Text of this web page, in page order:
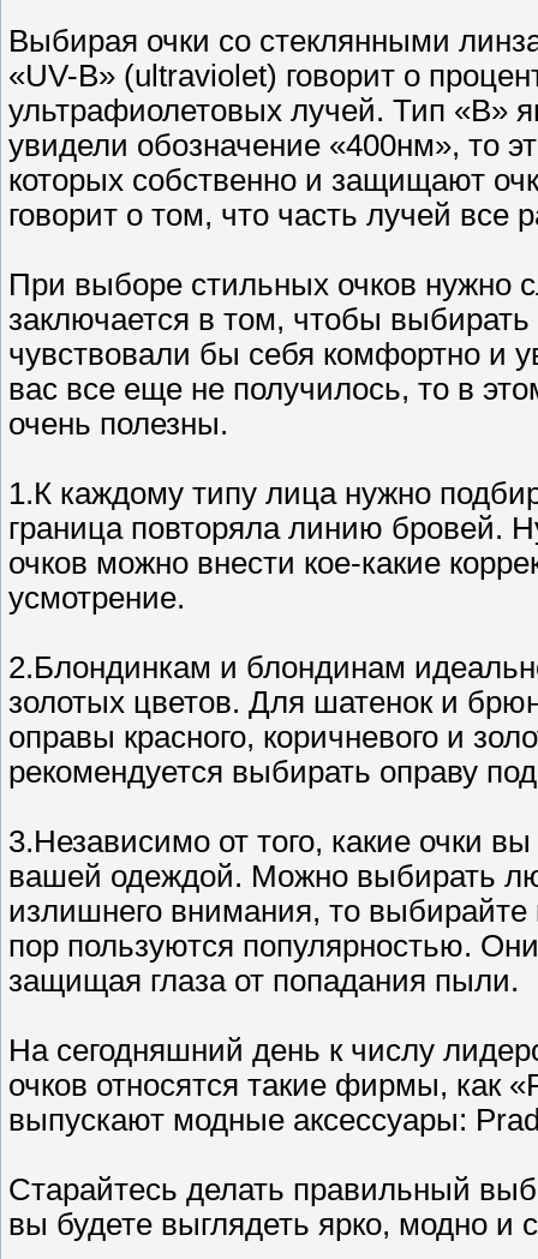
Выбирая очки со стеклянными
«UV-B» (ultraviolet) говорит о
ультрафиолетовых лучей. Тип «B»
увидели обозначение «400нм», то
которых собственно и защищают
говорит о том, что часть лучей все
При выборе стильных очков нужно
заключается в том, чтобы
чувствовали бы себя комфортно и
вас все еще не получилось, то в
очень полезны.
1.К каждому типу лица нужно
граница повторяла линию
очков можно внести кое-какие
усмотрение.
2.Блондинкам и блондинам
золотых цветов. Для шатенок и
оправы красного, коричневого и
рекомендуется выбирать оправу
3.Независимо от того, какие очки
вашей одеждой. Можно выбирать
излишнего внимания, то выбирайте
пор пользуются популярностью.
защищая глаза от попадания пыли.
На сегодняшний день к числу
очков относятся такие фирмы, как
выпускают модные аксессуары:
Старайтесь делать правильный
вы будете выглядеть ярко, модно и